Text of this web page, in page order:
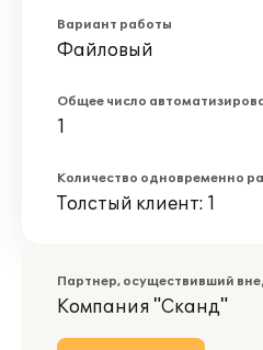
Вариант работы
Файловый
Общее число
1
Количество одновременно
Толстый клиент: 1
Партнер, осуществивший
Компания "Сканд"